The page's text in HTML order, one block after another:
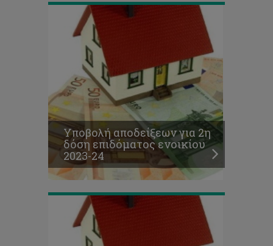
Υποβολή αποδείξεων για 2η
δόση επιδόματος ενοικίου
2023-24
Υποβολή
δικαιολογητικών
για
επίδομα
ενοικίου
2023-
24
(τελευταίες
αιτήσεις)